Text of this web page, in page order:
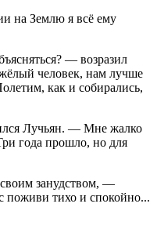
на Землю я всё ему
— возразил
человек, нам лучше
как и собирались,
Лучьян. — Мне жалко
года прошло, но для
занудством, —
поживи тихо и спокойно...